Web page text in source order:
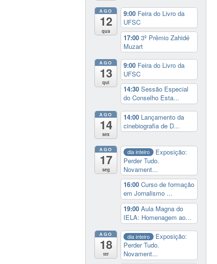
AGO
12
qua
9:00 Feira do Livro da
UFSC
17:003º Prêmio Zahidé
Muzart
AGO
13
qui
9:00 Feira do Livro da
UFSC
14:30Sessão Especial
do Conselho Esta...
AGO
14
sex
14:00 Lançamento da
cinebiografia de D...
AGO
17
seg
dia inteiro
Exposição:
Perder Tudo.
Novament...
16:00Curso de formação
em Jornalismo ...
19:00Aula Magna do
IELA: Homenagem ao...
AGO
18
ter
dia inteiro
Exposição:
Perder Tudo.
Novament...